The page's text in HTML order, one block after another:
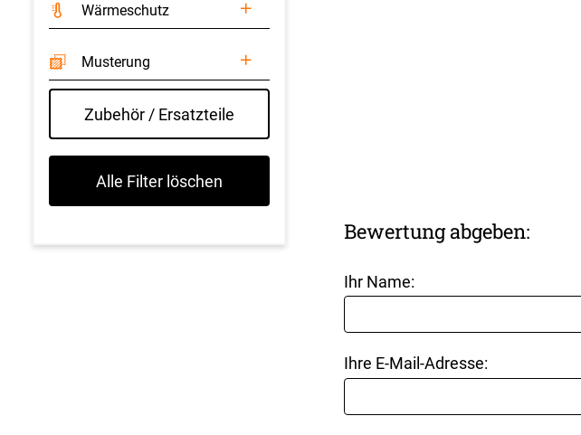
Wärmeschutz
Musterung
Zubehör / Ersatzteile
Alle Filter löschen
Bewertung abgeben:
Ihr Name:
Ihre E-Mail-Adresse: